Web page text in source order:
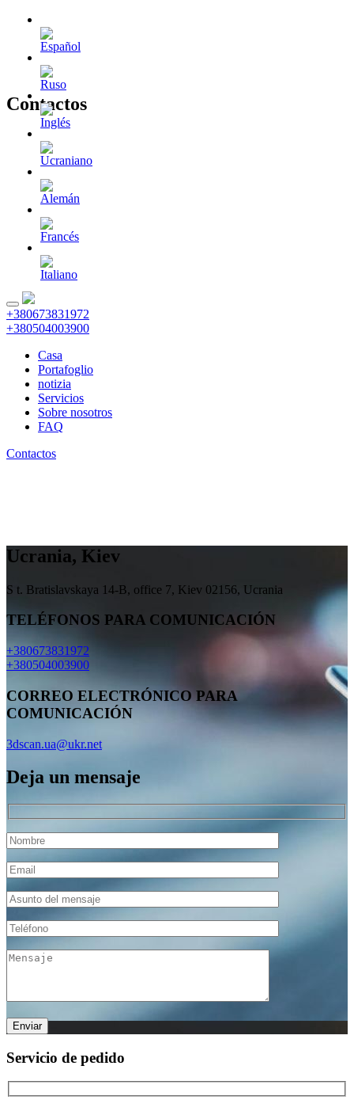
+380673831972
+380504003900
Casa
Portafoglio
notizia
Servicios
Sobre nosotros
FAQ
Contactos
Contactos
Ucrania, Kiev
S t. Bratislavskaya 14-B, office 7, Kiev 02156, Ucrania
TELÉFONOS PARA COMUNICACIÓN
+380673831972
+380504003900
CORREO ELECTRÓNICO PARA
COMUNICACIÓN
3dscan.ua@ukr.net
Deja un mensaje
Servicio de pedido